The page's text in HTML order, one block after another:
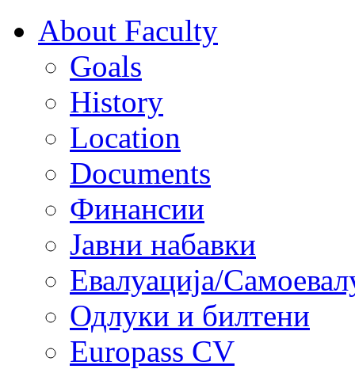
About Faculty
Goals
History
Location
Documents
Финансии
Јавни набавки
Евалуација/
Одлуки и билтени
Europass CV